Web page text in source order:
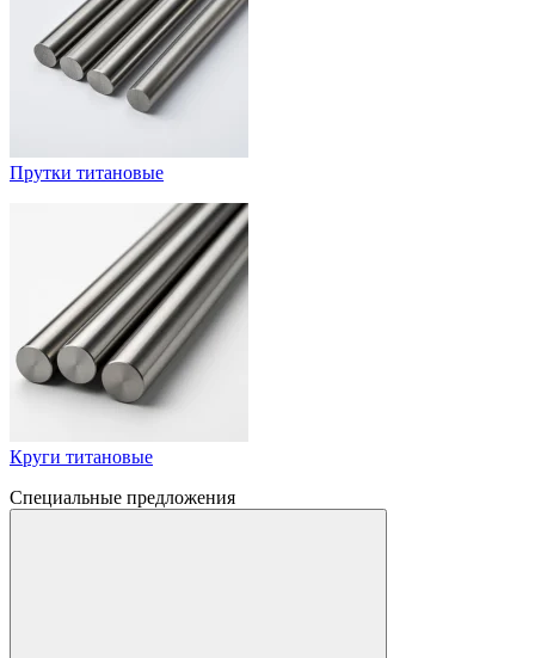
Прутки титановые
Круги титановые
Специальные предложения